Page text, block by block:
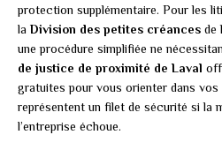
protection supplémentaire. Pour les
la Division des petites créances de
une procédure simplifiée ne
de justice de proximité de Laval
gratuites pour vous orienter dans
représentent un filet de sécurité si la
l’entreprise échoue.